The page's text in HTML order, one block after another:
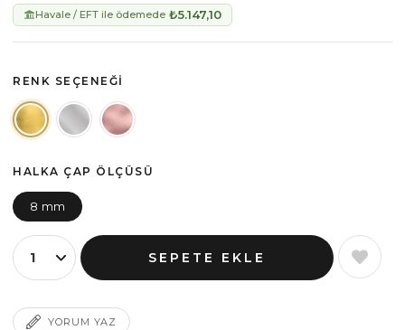
Havale / EFT ile ödemede ₺5.147,10
RENK SEÇENEĞI
HALKA ÇAP ÖLÇÜSÜ
8 mm
YORUM YAZ